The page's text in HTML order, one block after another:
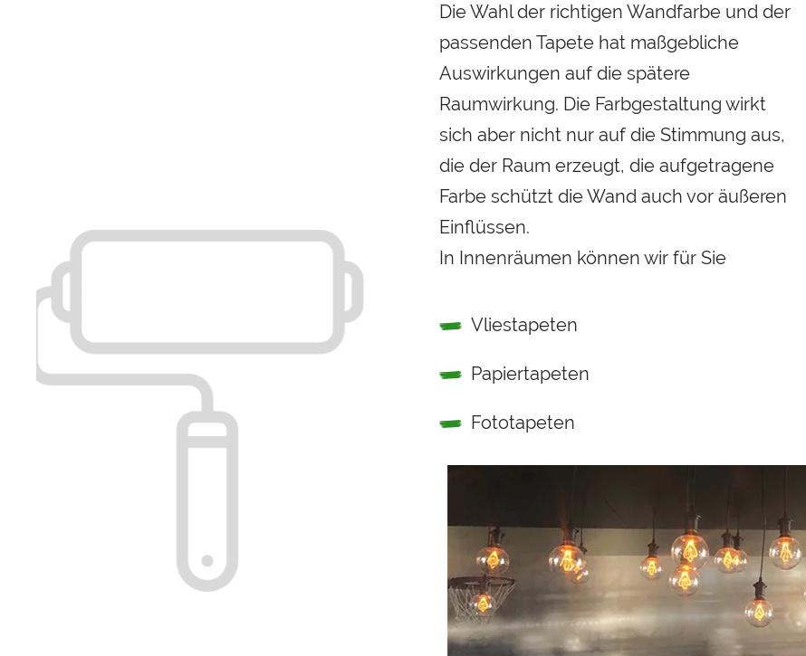
Die Wahl der richtigen Wandfarbe und der
passenden Tapete hat maßgebliche
Auswirkungen auf die spätere
Raumwirkung. Die Farbgestaltung wirkt
sich aber nicht nur auf die Stimmung aus,
die der Raum erzeugt, die aufgetragene
Farbe schützt die Wand auch vor äußeren
Einflüssen.
In Innenräumen können wir für Sie
Vliestapeten
Papiertapeten
Fototapeten